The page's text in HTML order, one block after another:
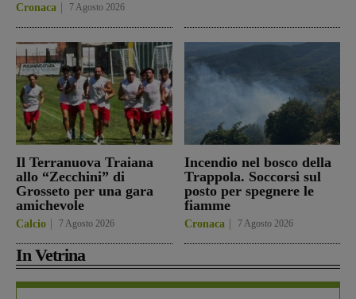
Cronaca 7 Agosto 2026
Il Terranuova Traiana
allo “Zecchini” di
Grosseto per una gara
amichevole
Calcio 7 Agosto 2026
Incendio nel bosco della
Trappola. Soccorsi sul
posto per spegnere le
fiamme
Cronaca 7 Agosto 2026
In Vetrina